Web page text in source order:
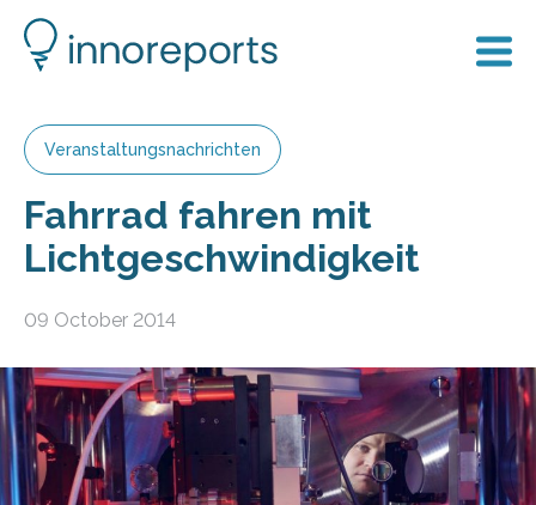
Veranstaltungsnachrichten
Fahrrad fahren mit
Lichtgeschwindigkeit
09 October 2014